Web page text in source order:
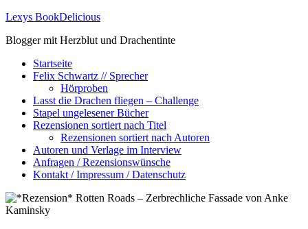
Lexys BookDelicious
Blogger mit Herzblut und Drachentinte
Startseite
Felix Schwartz // Sprecher
Hörproben
Lasst die Drachen fliegen – Challenge
Stapel ungelesener Bücher
Rezensionen sortiert nach Titel
Rezensionen sortiert nach Autoren
Autoren und Verlage im Interview
Anfragen / Rezensionswünsche
Kontakt / Impressum / Datenschutz